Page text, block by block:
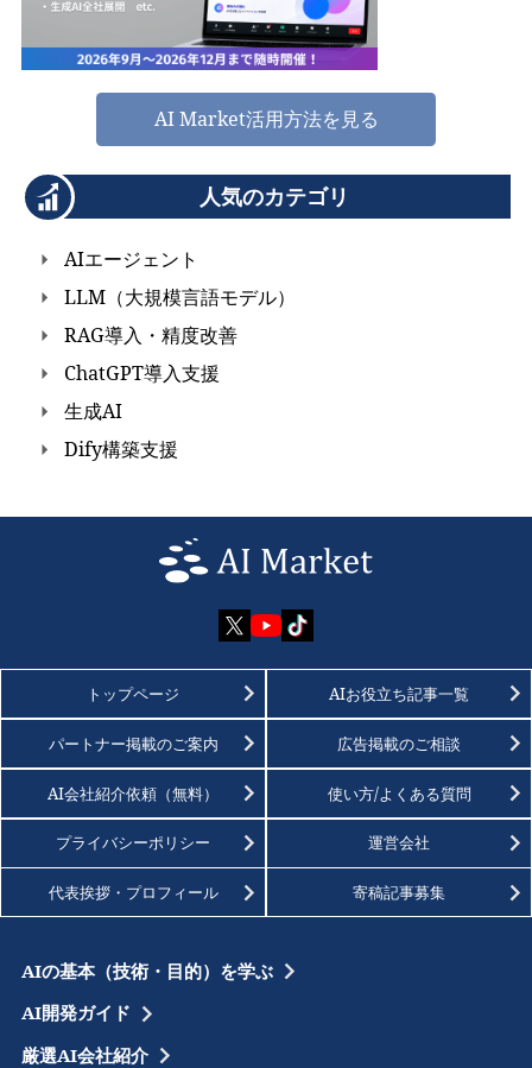
AI Market活用方法を見る
人気のカテゴリ
AIエージェント
LLM（大規模言語モデル）
RAG導入・精度改善
ChatGPT導入支援
生成AI
Dify構築支援
トップページ AIお役立ち記事一覧
パートナー掲載のご案内 広告掲載のご相談
AI会社紹介依頼（無料） 使い方/よくある質問
プライバシーポリシー 運営会社
代表挨拶・プロフィール 寄稿記事募集
AIの基本（技術・目的）を学ぶ
AI開発ガイド
厳選AI会社紹介